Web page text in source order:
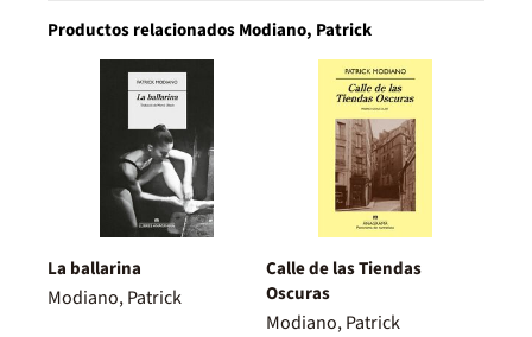
Productos relacionados Modiano, Patrick
La ballarina
Modiano, Patrick
Calle de las Tiendas
Oscuras
Modiano, Patrick